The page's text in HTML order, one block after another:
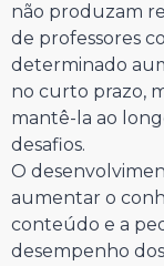
não produzam
de professores
determinado
no curto prazo,
mantê-la ao
desafios.
O
aumentar o
conteúdo e a
desempenho